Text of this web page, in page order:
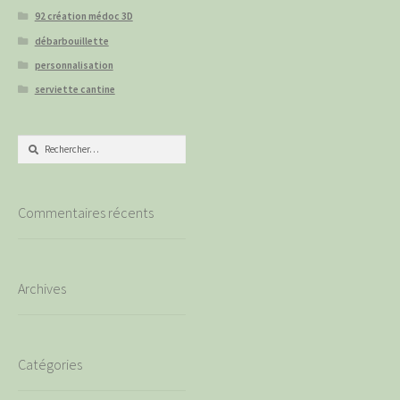
92 création médoc 3D
débarbouillette
personnalisation
serviette cantine
Commentaires récents
Archives
Catégories